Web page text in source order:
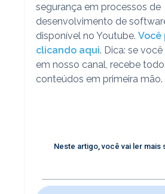
segurança em processos de
desenvolvimento de
disponível no Youtube. Você
clicando aqui. Dica: se
em nosso canal, recebe
conteúdos em primeira mão.
Neste artigo, você vai ler mais